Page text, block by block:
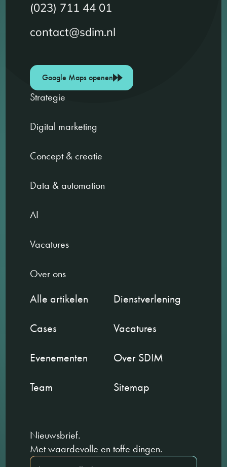
(023) 711 44 01
contact@sdim.nl
Google Maps openen
Strategie
Digital marketing
Concept & creatie
Data & automation
AI
Vacatures
Over ons
Alle artikelen
Dienstverlening
Cases
Vacatures
Evenementen
Over SDIM
Team
Sitemap
Nieuwsbrief.
Met waardevolle en toffe dingen.